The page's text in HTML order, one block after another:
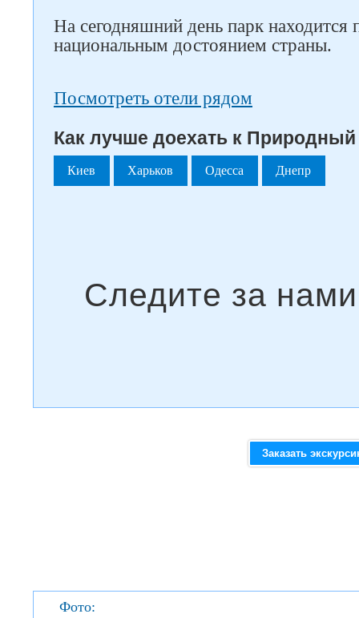
На сегодняшний день парк находится
национальным достоянием страны.
Посмотреть отели рядом
Как лучше доехать к
Киев Харьков Одесса Днепр
Заказать
Фото: